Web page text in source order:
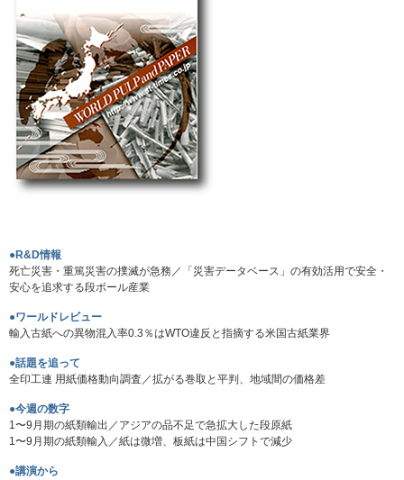
●R&D情報
死亡災害・重篤災害の撲滅が急務／「災害データベース」の有効活用で安全・
安心を追求する段ボール産業
●ワールドレビュー
輸入古紙への異物混入率0.3％はWTO違反と指摘する米国古紙業界
●話題を追って
全印工連 用紙価格動向調査／拡がる巻取と平判、地域間の価格差
●今週の数字
1〜9月期の紙類輸出／アジアの品不足で急拡大した段原紙
1〜9月期の紙類輸入／紙は微増、板紙は中国シフトで減少
●講演から